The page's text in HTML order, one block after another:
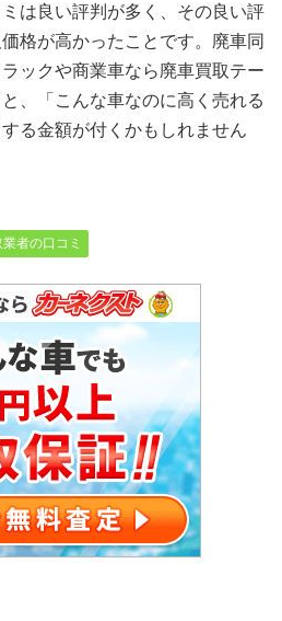
は良い評判が多く、その良い評
格が高かったことです。廃車同
ックや商業車なら廃車買取テー
、「こんな車なのに高く売れる
る金額が付くかもしれません
者の口コミ